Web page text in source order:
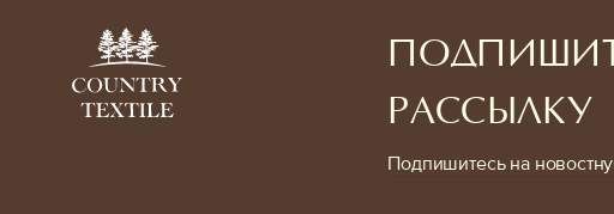
РАССЫЛКУ
Подпишитесь на